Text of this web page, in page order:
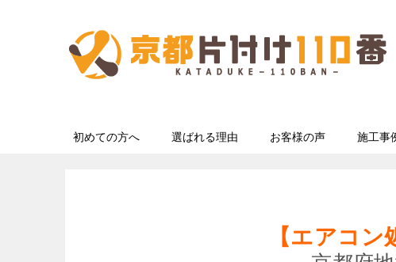
初めての方へ 選ばれる理由 お客様の声 施工事
【エアコン